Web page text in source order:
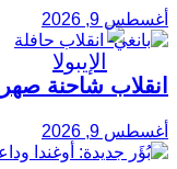
أغسطس 9, 2026
انقلاب شاحنة صهريج ومقتل
أغسطس 9, 2026